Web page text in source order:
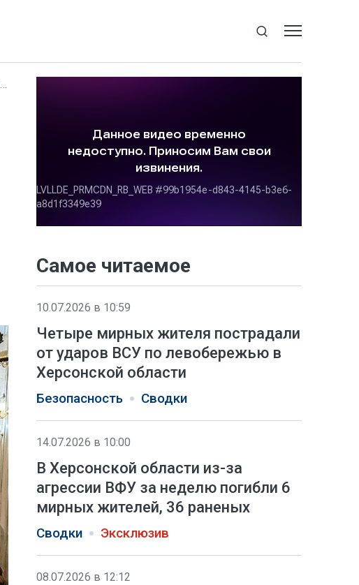
Самое читаемое
10.07.2026 в 10:59
Четыре мирных жителя пострадали
от ударов ВСУ по левобережью в
Херсонской области
Безопасность Сводки
14.07.2026 в 10:00
В Херсонской области из-за
агрессии ВФУ за неделю погибли 6
мирных жителей, 36 раненых
Сводки Эксклюзив
08.07.2026 в 12:12